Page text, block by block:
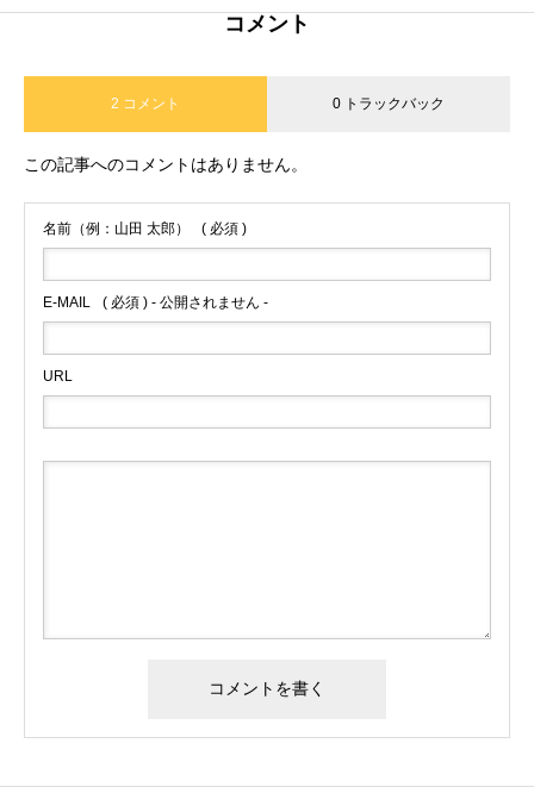
コメント
2 コメント 0 トラックバック
この記事へのコメントはありません。
名前（例：山田 太郎） ( 必須 )
E-MAIL ( 必須 ) - 公開されません -
URL